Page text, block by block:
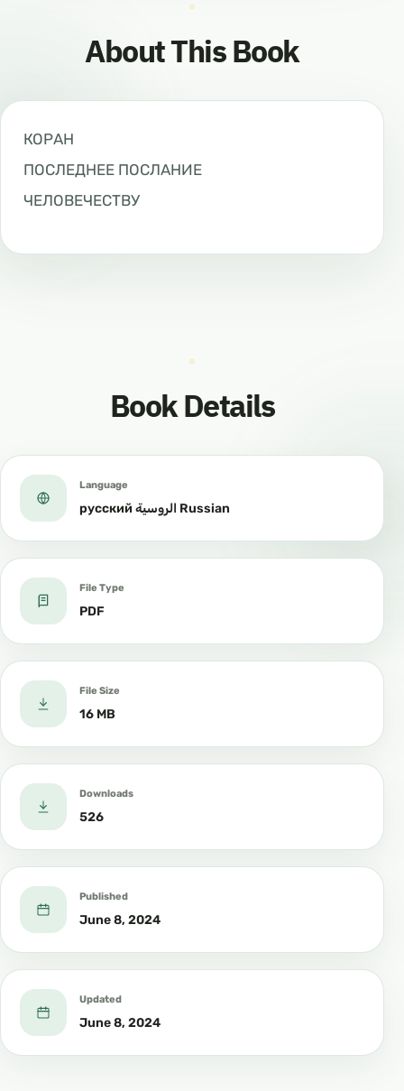
About This Book
КОРАН
ПОСЛЕДНЕЕ ПОСЛАНИЕ
ЧЕЛОВЕЧЕСТВУ
Book Details
Language
русский الروسية Russian
File Type
PDF
File Size
16 MB
Downloads
526
Published
June 8, 2024
Updated
June 8, 2024